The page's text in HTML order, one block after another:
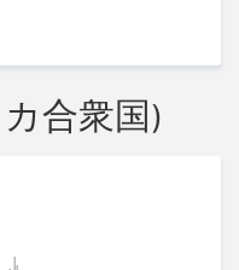
合衆国)